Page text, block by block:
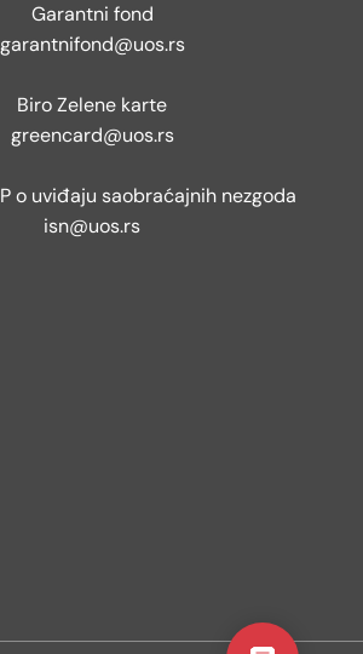
Garantni fond
garantnifond@uos.rs
Biro Zelene karte
greencard@uos.rs
o uviđaju saobraćajnih nezgoda
isn@uos.rs